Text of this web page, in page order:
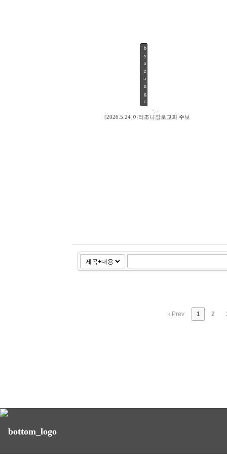
24
MAY
b
y
a
z
a
n
g
c
[2026.5.24]아리조나장로교회 주보
Prev 1 2